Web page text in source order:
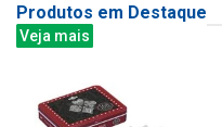
Produtos em Destaque
Veja mais